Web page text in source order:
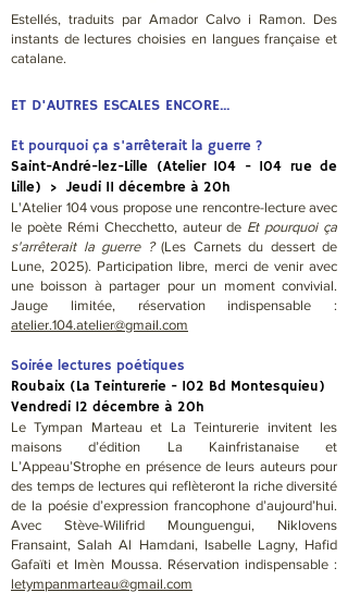
ET D'AUTRES ESCALES ENCORE...
Et pourquoi ça s'arrêterait la guerre ?
Saint-André-lez-Lille (Atelier 104 - 104 rue de
Lille) > Jeudi 11 décembre à 20h
L'Atelier 104 vous propose une rencontre-lecture avec
le poète Rémi Checchetto, auteur de Et pourquoi ça
s'arrêterait la guerre ?(Les Carnets du dessert de
Lune, 2025). Participation libre, merci de venir avec
une boisson à partager pour un moment convivial.
Jauge limitée, réservation indispensable :
atelier.104.atelier@gmail.com
Soirée lectures poétiques
Roubaix (La Teinturerie - 102 Bd Montesquieu)
Vendredi 12 décembre à 20h
Le Tympan Marteau et La Teinturerie invitent les
maisons d’édition La Kainfristanaise et
L’Appeau’Strophe en présence de leurs auteurs pour
des temps de lectures qui reflèteront la riche diversité
de la poésie d’expression francophone d’aujourd’hui.
Avec Stève-Wilifrid Mounguengui, Niklovens
Fransaint, Salah Al Hamdani, Isabelle Lagny, Hafid
Gafaïti et Imèn Moussa. Réservation indispensable :
letympanmarteau@gmail.com
Estellés, traduits par Amador Calvo​​ i Ramon. Des
instants de lectures choisies en langues française et
catalane.